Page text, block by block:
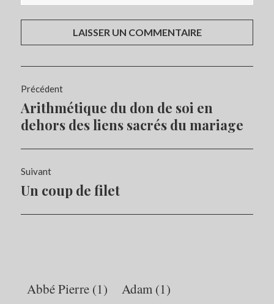
Navigation
de
l’article
Précédent
Article
précédent :
Arithmétique du don de soi en
dehors des liens sacrés du mariage
Suivant
Article
Un coup de filet
Abbé Pierre (1) Adam (1)